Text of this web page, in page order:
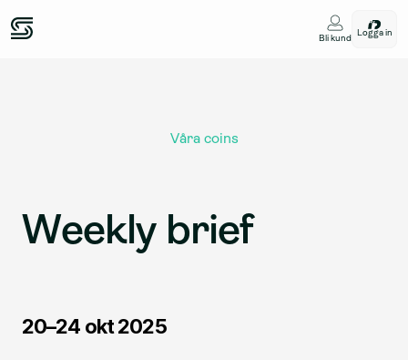
Bli kund
Logga in
Våra coins
Weekly brief
20–24 okt 2025